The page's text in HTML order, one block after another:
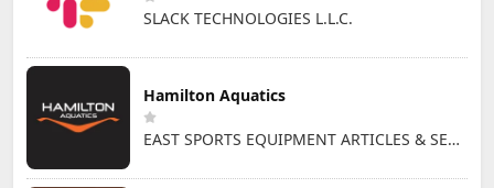
SLACK TECHNOLOGIES L.L.C.
Hamilton Aquatics
EAST SPORTS EQUIPMENT ARTICLES & SERVICES L.L.C